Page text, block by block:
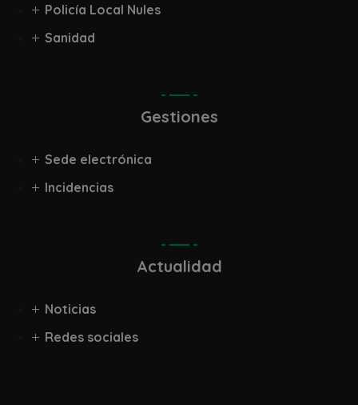
Policía Local Nules
Sanidad
Gestiones
Sede electrónica
Incidencias
Actualidad
Noticias
Redes sociales